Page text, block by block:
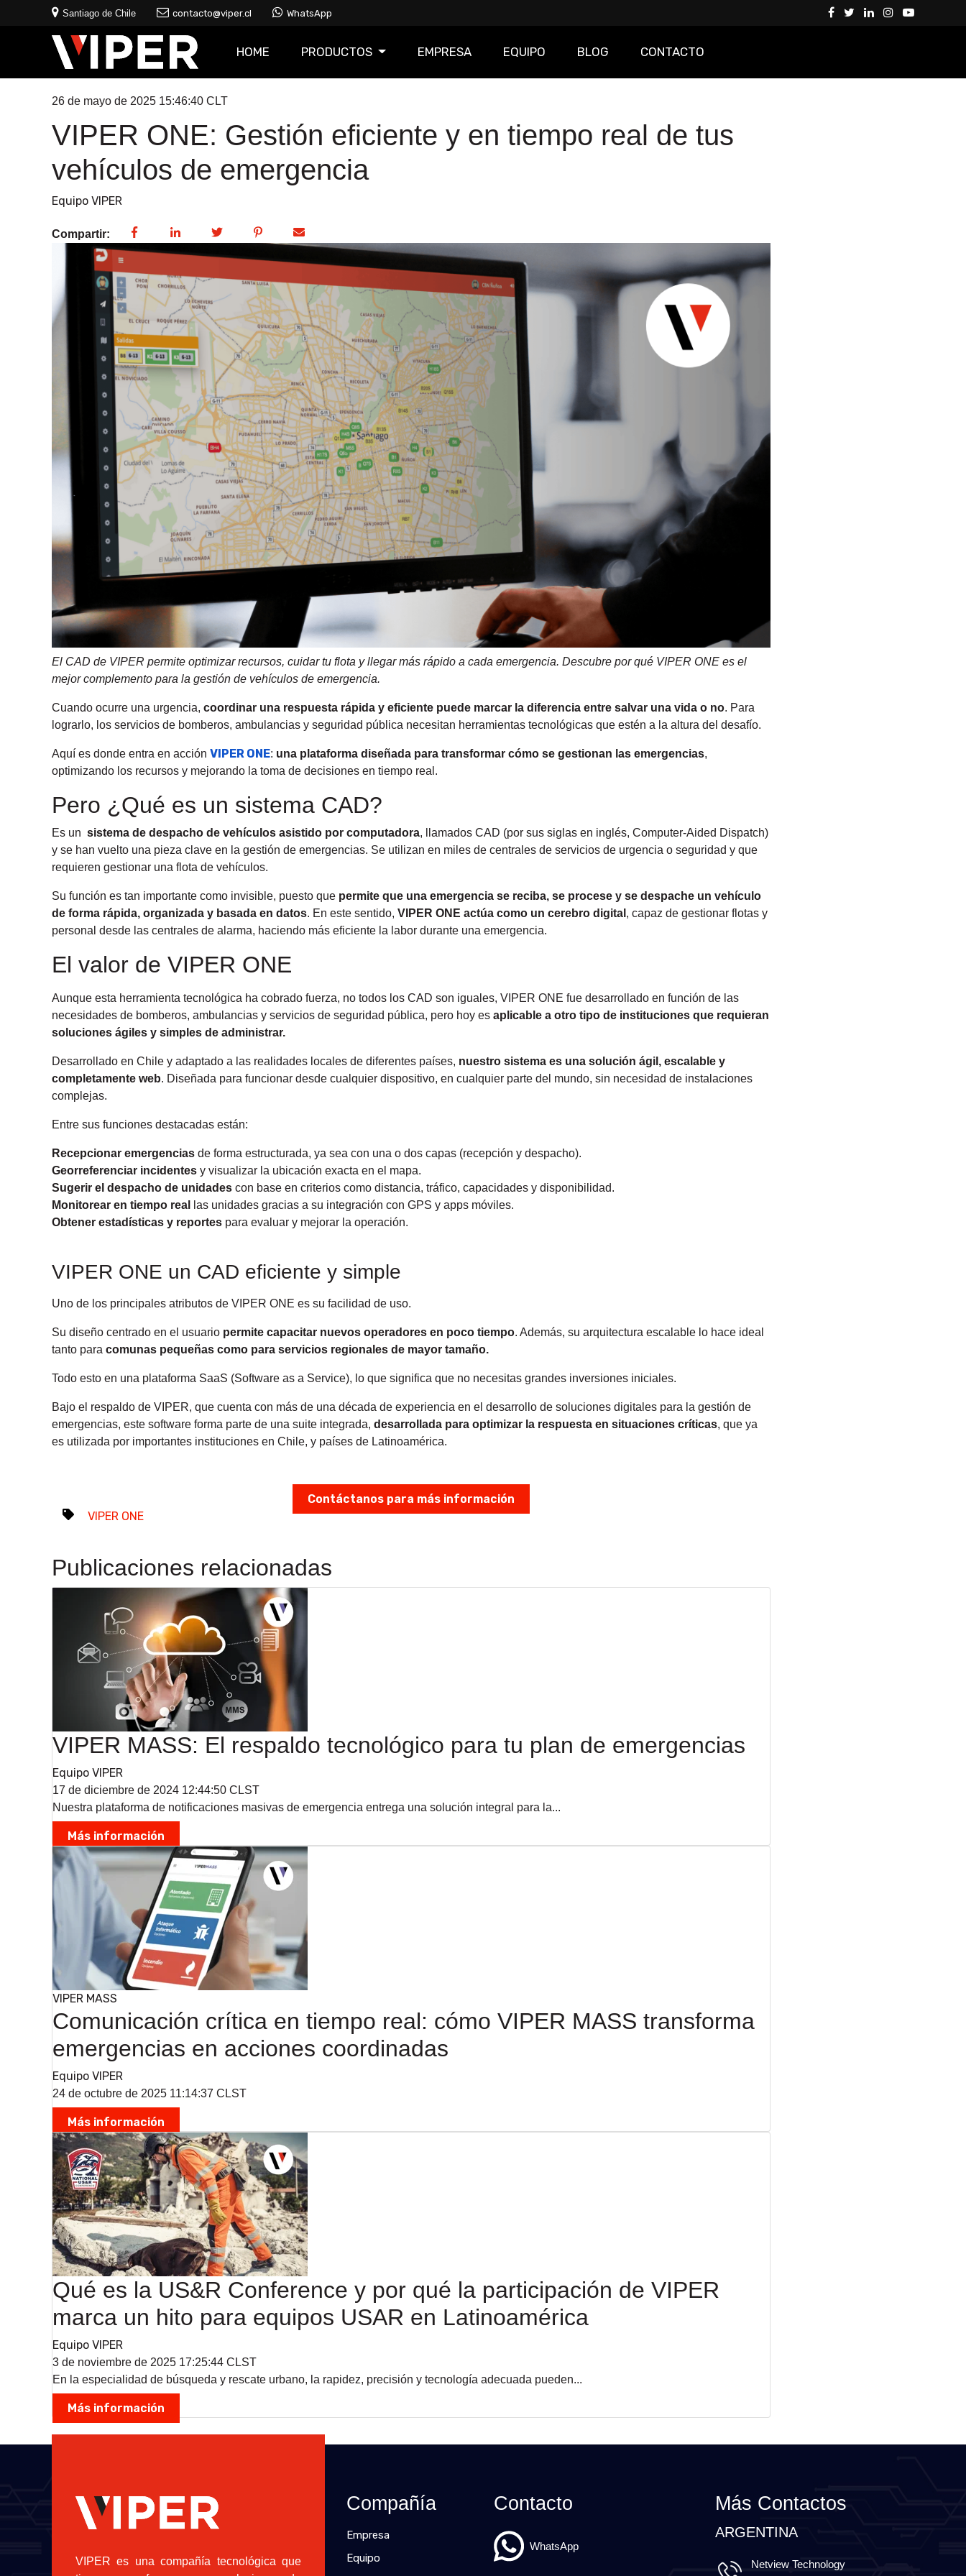
Santiago de Chile contacto@viper.cl WhatsApp
HOME PRODUCTOS EMPRESA EQUIPO BLOG CONTACTO
26 de mayo de 2025 15:46:40 CLT
VIPER ONE: Gestión eficiente y en tiempo real de tus
vehículos de emergencia
Equipo VIPER
Compartir:
El CAD de VIPER permite optimizar recursos, cuidar tu flota y llegar más rápido a cada emergencia. Descubre por qué VIPER ONE es el
mejor complemento para la gestión de vehículos de emergencia.
Cuando ocurre una urgencia, coordinar una respuesta rápida y eficiente puede marcar la diferencia entre salvar una vida o no. Para
lograrlo, los servicios de bomberos, ambulancias y seguridad pública necesitan herramientas tecnológicas que estén a la altura del desafío.
Aquí es donde entra en acción VIPER ONE: una plataforma diseñada para transformar cómo se gestionan las emergencias,
optimizando los recursos y mejorando la toma de decisiones en tiempo real.
Pero ¿Qué es un sistema CAD?
Es un sistema de despacho de vehículos asistido por computadora, llamados CAD (por sus siglas en inglés, Computer-Aided Dispatch)
y se han vuelto una pieza clave en la gestión de emergencias. Se utilizan en miles de centrales de servicios de urgencia o seguridad y que
requieren gestionar una flota de vehículos.
Su función es tan importante como invisible, puesto que permite que una emergencia se reciba, se procese y se despache un vehículo
de forma rápida, organizada y basada en datos. En este sentido, VIPER ONE actúa como un cerebro digital , capaz de gestionar flotas y
personal desde las centrales de alarma, haciendo más eficiente la labor durante una emergencia.
El valor de VIPER ONE
Aunque esta herramienta tecnológica ha cobrado fuerza, no todos los CAD son iguales, VIPER ONE fue desarrollado en función de las
necesidades de bomberos, ambulancias y servicios de seguridad pública, pero hoy es aplicable a otro tipo de instituciones que requieran
soluciones ágiles y simples de administrar.
Desarrollado en Chile y adaptado a las realidades locales de diferentes países, nuestro sistema es una solución ágil, escalable y
completamente web. Diseñada para funcionar desde cualquier dispositivo, en cualquier parte del mundo, sin necesidad de instalaciones
complejas.
Entre sus funciones destacadas están:
Recepcionar emergencias de forma estructurada, ya sea con una o dos capas (recepción y despacho).
Georreferenciar incidentes y visualizar la ubicación exacta en el mapa.
Sugerir el despacho de unidades con base en criterios como distancia, tráfico, capacidades y disponibilidad.
Monitorear en tiempo real
las unidades gracias a su integración con GPS y apps móviles.
Obtener estadísticas y reportes para evaluar y mejorar la operación.
VIPER ONE un CAD eficiente y simple
Uno de los principales atributos de VIPER ONE es su facilidad de uso.
Su diseño centrado en el usuario permite capacitar nuevos operadores en poco tiempo. Además, su arquitectura escalable lo hace ideal
tanto para comunas pequeñas como para servicios regionales de mayor tamaño.
Todo esto en una plataforma SaaS (Software as a Service), lo que significa que no necesitas grandes inversiones iniciales.
Bajo el respaldo de VIPER, que cuenta con más de una década de experiencia en el desarrollo de soluciones digitales para la gestión de
emergencias, este software forma parte de una suite integrada, desarrollada para optimizar la respuesta en situaciones críticas, que ya
es utilizada por importantes instituciones en Chile, y países de Latinoamérica.
Contáctanos para más información
VIPER ONE
Publicaciones relacionadas
VIPER MASS: El respaldo tecnológico para tu plan de emergencias
Equipo VIPER
17 de diciembre de 2024 12:44:50 CLST
Nuestra plataforma de notificaciones masivas de emergencia entrega una solución integral para la...
Más información
VIPER MASS
Comunicación crítica en tiempo real: cómo VIPER MASS transforma
emergencias en acciones coordinadas
Equipo VIPER
24 de octubre de 2025 11:14:37 CLST
Más información
Qué es la US&R Conference y por qué la participación de VIPER
marca un hito para equipos USAR en Latinoamérica
Equipo VIPER
3 de noviembre de 2025 17:25:44 CLST
En la especialidad de búsqueda y rescate urbano, la rapidez, precisión y tecnología adecuada pueden...
Más información
VIPER es una compañía tecnológica que
Compañía
Empresa
Equipo
Contacto
WhatsApp
Más Contactos
ARGENTINA
Netview Technology